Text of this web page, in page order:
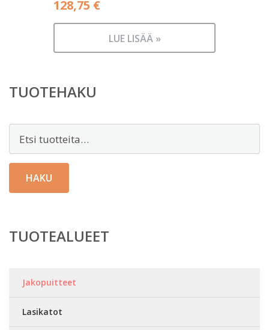
128,75 €
LUE LISÄÄ »
TUOTEHAKU
HAKU
TUOTEALUEET
Jakopuitteet
Lasikatot